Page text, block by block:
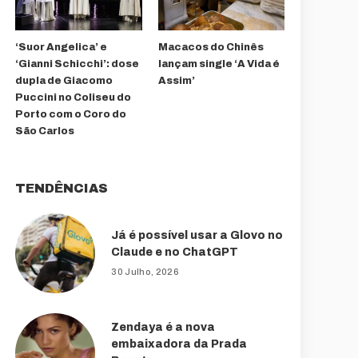
‘Suor Angelica’ e
‘Gianni Schicchi’: dose
dupla de Giacomo
Puccini no Coliseu do
Porto com o Coro do
São Carlos
Macacos do Chinês
lançam single ‘A Vida é
Assim’
TENDÊNCIAS
Já é possível usar a Glovo no
Claude e no ChatGPT
30 Julho, 2026
Zendaya é a nova
embaixadora da Prada